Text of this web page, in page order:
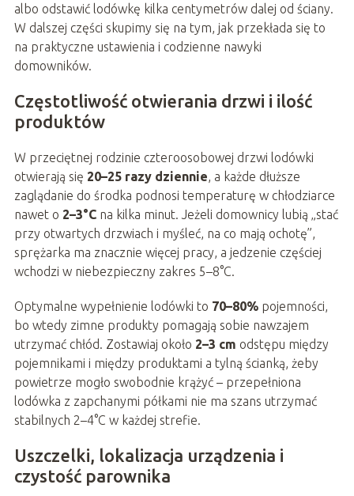
albo odstawić lodówkę kilka centymetrów dalej od ściany.
W dalszej części skupimy się na tym, jak przekłada się to
na praktyczne ustawienia i codzienne nawyki
domowników.
Częstotliwość otwierania drzwi i ilość
produktów
W przeciętnej rodzinie czteroosobowej drzwi lodówki
otwierają się 20–25 razy dziennie , a każde dłuższe
zaglądanie do środka podnosi temperaturę w chłodziarce
nawet o 2–3°Cna kilka minut. Jeżeli domownicy lubią „stać
przy otwartych drzwiach i myśleć, na co mają ochotę”,
sprężarka ma znacznie więcej pracy, a jedzenie częściej
wchodzi w niebezpieczny zakres 5–8°C.
Optymalne wypełnienie lodówki to 70–80%pojemności,
bo wtedy zimne produkty pomagają sobie nawzajem
utrzymać chłód. Zostawiaj około 2–3 cm odstępu między
pojemnikami i między produktami a tylną ścianką, żeby
powietrze mogło swobodnie krążyć – przepełniona
lodówka z zapchanymi półkami nie ma szans utrzymać
stabilnych 2–4°C w każdej strefie.
Uszczelki, lokalizacja urządzenia i
czystość parownika